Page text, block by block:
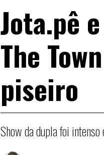
Jota.pê
The
piseiro
Show da dupla foi